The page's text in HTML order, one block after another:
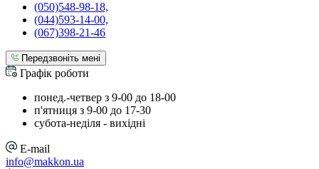
(050)548-98-18,
(044)593-14-00,
(067)398-21-46
Передзвоніть мені
Графік роботи
понед.-четвер з 9-00 до 18-00
п'ятниця з 9-00 до 17-30
cубота-неділя - вихідні
E-mail
info@makkon.ua